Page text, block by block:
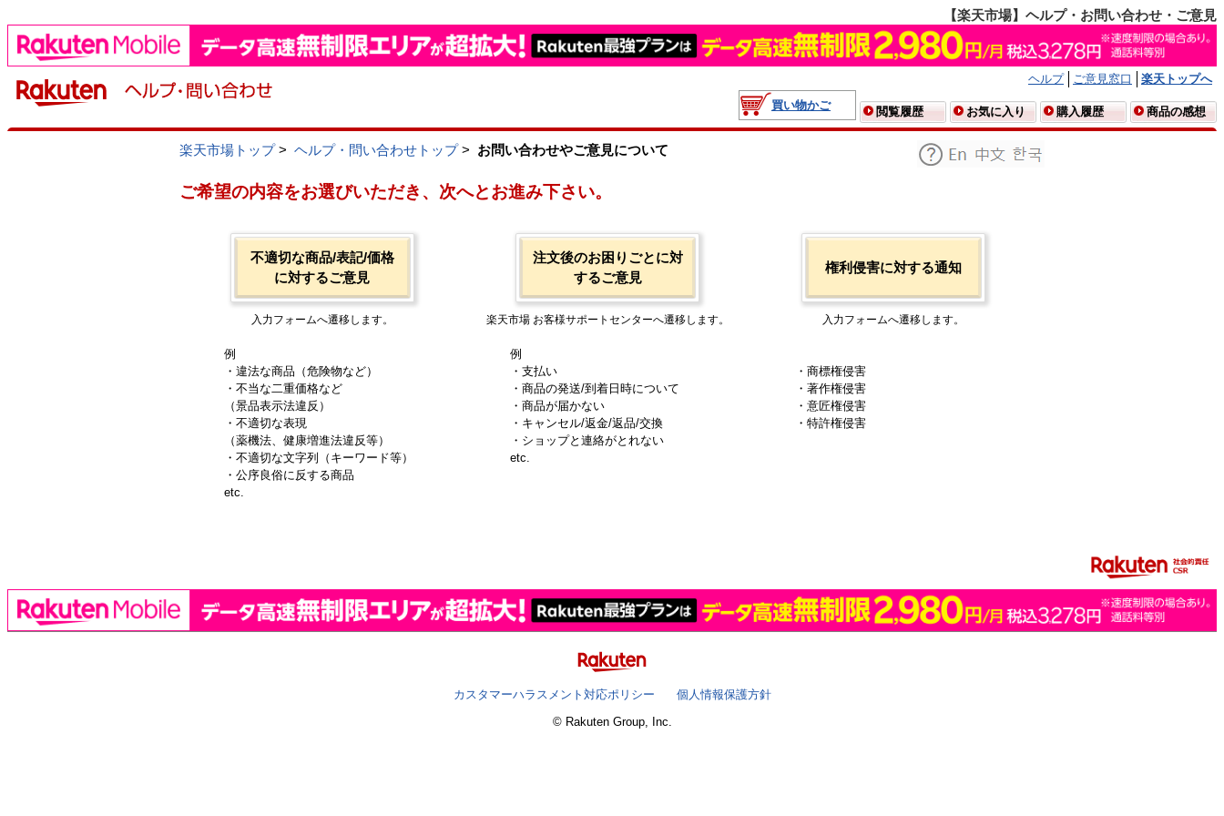
【楽天市場】ヘルプ・お問い合わせ・ご意見
ヘルプ ご意見窓口
楽天トップへ
買い物かご
閲覧履歴 お気に入り 購入履歴 商品の感想
楽天市場トップ> ヘルプ・問い合わせトップ> お問い合わせやご意見について
ご希望の内容をお選びいただき、次へとお進み下さい。
不適切な商品/表記/価格
に対するご意見
入力フォームへ遷移します。
例
・違法な商品（危険物など）
・不当な二重価格など
（景品表示法違反）
・不適切な表現
（薬機法、健康増進法違反等）
・不適切な文字列（キーワード等）
・公序良俗に反する商品
etc.
注文後のお困りごとに対
するご意見
楽天市場 お客様サポートセンターへ遷移します。
例
・支払い
・商品の発送/到着日時について
・商品が届かない
・キャンセル/返金/返品/交換
・ショップと連絡がとれない
etc.
権利侵害に対する通知
入力フォームへ遷移します。
・商標権侵害
・著作権侵害
・意匠権侵害
・特許権侵害
カスタマーハラスメント対応ポリシー
個人情報保護方針
© Rakuten Group, Inc.